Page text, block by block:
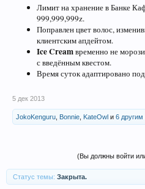
Лимит на хранение в Банке
999,999,999z.
Поправлен цвет волос,
клиентским апдейтом.
Ice Creamвременно не
с введённым квестом.
Время суток адаптировано
5 дек 2013
JokoKenguru Bonnie KateOwl и 6 другим
(Вы должны войти
Статус темы: Закрыта.